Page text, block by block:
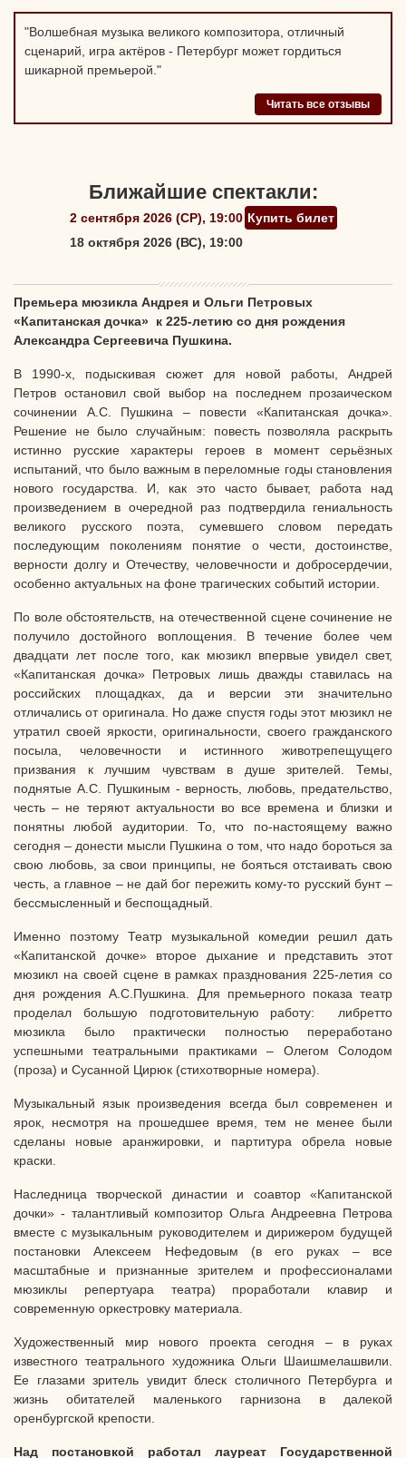
"Волшебная музыка великого композитора, отличный
сценарий, игра актёров - Петербург может гордиться
шикарной премьерой."
Читать все отзывы
Ближайшие спектакли:
2 сентября 2026 (СР), 19:00 Купить билет
18 октября 2026 (ВС), 19:00
Премьера мюзикла Андрея и Ольги Петровых
«Капитанская дочка» к 225-летию со дня рождения
Александра Сергеевича Пушкина.
В 1990-х, подыскивая сюжет для новой работы, Андрей
Петров остановил свой выбор на последнем прозаическом
сочинении А.С. Пушкина – повести «Капитанская дочка».
Решение не было случайным: повесть позволяла раскрыть
истинно русские характеры героев в момент серьёзных
испытаний, что было важным в переломные годы становления
нового государства. И, как это часто бывает, работа над
произведением в очередной раз подтвердила гениальность
великого русского поэта, сумевшего словом передать
последующим поколениям понятие о чести, достоинстве,
верности долгу и Отечеству, человечности и добросердечии,
особенно актуальных на фоне трагических событий истории.
По воле обстоятельств, на отечественной сцене сочинение не
получило достойного воплощения. В течение более чем
двадцати лет после того, как мюзикл впервые увидел свет,
«Капитанская дочка» Петровых лишь дважды ставилась на
российских площадках, да и версии эти значительно
отличались от оригинала. Но даже спустя годы этот мюзикл не
утратил своей яркости, оригинальности, своего гражданского
посыла, человечности и истинного животрепещущего
призвания к лучшим чувствам в душе зрителей. Темы,
поднятые А.С. Пушкиным - верность, любовь, предательство,
честь – не теряют актуальности во все времена и близки и
понятны любой аудитории. То, что по-настоящему важно
сегодня – донести мысли Пушкина о том, что надо бороться за
свою любовь, за свои принципы, не бояться отстаивать свою
честь, а главное – не дай бог пережить кому-то русский бунт –
бессмысленный и беспощадный.
Именно поэтому Театр музыкальной комедии решил дать
«Капитанской дочке» второе дыхание и представить этот
мюзикл на своей сцене в рамках празднования 225-летия со
дня рождения А.С.Пушкина. Для премьерного показа театр
проделал большую подготовительную работу: либретто
мюзикла было практически полностью переработано
успешными театральными практиками – Олегом Солодом
(проза) и Сусанной Цирюк (стихотворные номера).
Музыкальный язык произведения всегда был современен и
ярок, несмотря на прошедшее время, тем не менее были
сделаны новые аранжировки, и партитура обрела новые
краски.
Наследница творческой династии и соавтор «Капитанской
дочки» - талантливый композитор Ольга Андреевна Петрова
вместе с музыкальным руководителем и дирижером будущей
постановки Алексеем Нефедовым (в его руках – все
масштабные и признанные зрителем и профессионалами
мюзиклы репертуара театра) проработали клавир и
современную оркестровку материала.
Художественный мир нового проекта сегодня – в руках
известного театрального художника Ольги Шаишмелашвили.
Ее глазами зритель увидит блеск столичного Петербурга и
жизнь обитателей маленького гарнизона в далекой
оренбургской крепости.
Над постановкой работал лауреат Государственной